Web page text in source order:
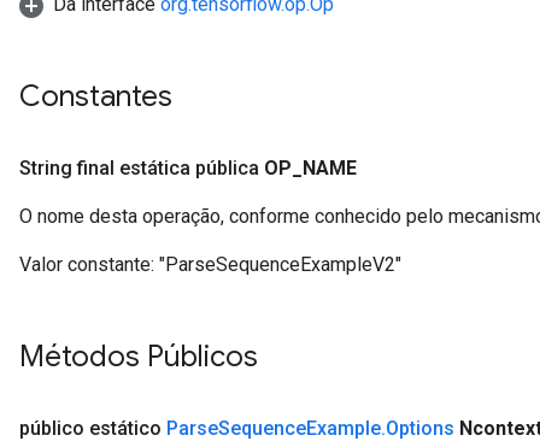
Constantes
String final estática pública OP NAME
O nome desta operação, conforme conhecido pelo
Valor constante: "ParseSequenceExampleV2"
Métodos Públicos
público estático ParseSequenceExample.Options